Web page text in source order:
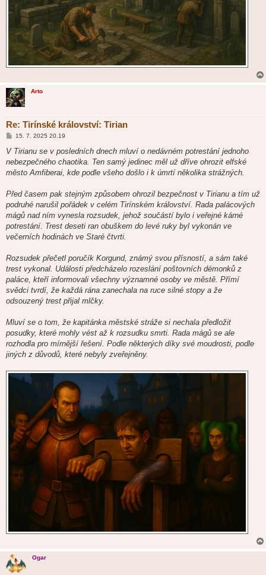
Arto
Re: Tirínské království: Tirian
P
í
p
ě
k
15. 7. 2025 20.19
V Tirianu se v posledních dnech mluví o nedávném potrestání jednoho
nebezpečného chaotika. Ten samý jedinec měl už dříve ohrozit elfské
město Amfiberai, kde podle všeho došlo i k úmrtí několika strážných.
Před časem pak stejným způsobem ohrozil bezpečnost v Tirianu a tím už
podruhé narušil pořádek v celém Tirínském království. Rada palácových
mágů nad ním vynesla rozsudek, jehož součástí bylo i veřejné kárné
potrestání. Trest deseti ran obuškem do levé ruky byl vykonán ve
večerních hodinách ve Staré čtvrti.
Rozsudek přečetl poručík Korgund, známý svou přísností, a sám také
trest vykonal. Události předcházelo rozeslání poštovních démonků z
paláce, kteří informovali všechny významné osoby ve městě. Přímí
svědci tvrdí, že každá rána zanechala na ruce silné stopy a že
odsouzený trest přijal mlčky.
Mluví se o tom, že kapitánka městské stráže si nechala předložit
posudky, které mohly vést až k rozsudku smrti. Rada mágů se ale
rozhodla pro mírnější řešení. Podle některých díky své moudrosti, podle
jiných z důvodů, které nebyly zveřejněny.
Ogar